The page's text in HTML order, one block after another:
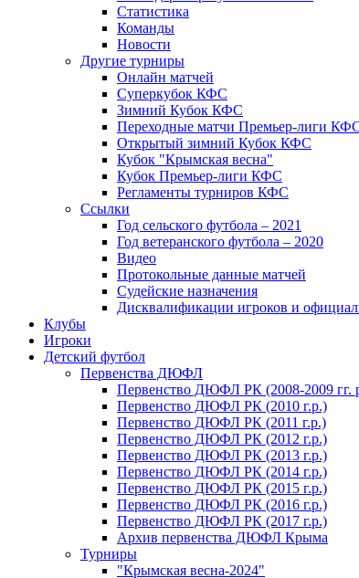
Статистика
Команды
Новости
Другие турниры
Онлайн матчей
Суперкубок КФС
Зимний Кубок КФС
Переходные матчи Премьер-лиги
Открытый зимний Кубок КФС
Кубок "Крымская весна"
Кубок Премьер-лиги КФС
Регламенты турниров КФС
Ссылки
Год сельского футбола – 2021
Год ветеранского футбола – 2020
Видео
Протокольные данные матчей
Судейские назначения
Дисквалификации игроков и
Клубы
Игроки
Детский футбол
Первенства ДЮФЛ
Первенство ДЮФЛ РК (2008-2009 гг.
Первенство ДЮФЛ РК (2010 г.р.)
Первенство ДЮФЛ РК (2011 г.р.)
Первенство ДЮФЛ РК (2012 г.р.)
Первенство ДЮФЛ РК (2013 г.р.)
Первенство ДЮФЛ РК (2014 г.р.)
Первенство ДЮФЛ РК (2015 г.р.)
Первенство ДЮФЛ РК (2016 г.р.)
Первенство ДЮФЛ РК (2017 г.р.)
Архив первенства ДЮФЛ Крыма
Турниры
"Крымская весна-2024"